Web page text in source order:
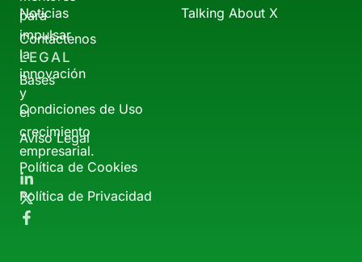
para
impulsar
la
innovación
y
el
crecimiento
empresarial.
Noticias
Contáctenos
Talking About X
LEGAL
Bases
Condiciones de Uso
Aviso Legal
Política de Cookies
Política de Privacidad